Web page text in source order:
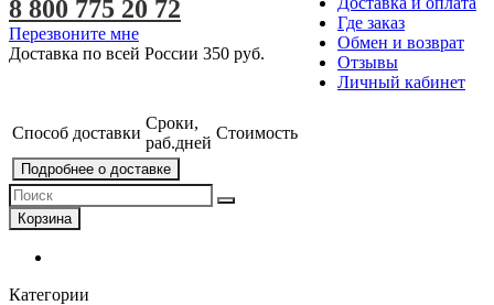
Где заказ
Обмен и возврат
Отзывы
Личный кабинет
8 800 775 20 72
Перезвоните мне
Доставка по всей России 350 руб.
Способ доставки
Сроки,
раб.дней
Стоимость
Подробнее о доставке
Корзина
Категории